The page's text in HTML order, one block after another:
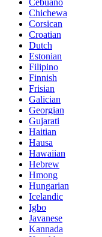
Cebuano
Chichewa
Corsican
Croatian
Dutch
Estonian
Filipino
Finnish
Frisian
Galician
Georgian
Gujarati
Haitian
Hausa
Hawaiian
Hebrew
Hmong
Hungarian
Icelandic
Igbo
Javanese
Kannada